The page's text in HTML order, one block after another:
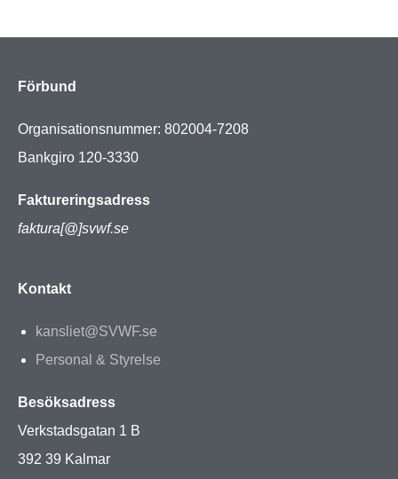
Förbund
Organisationsnummer: 802004-7208
Bankgiro 120-3330
Faktureringsadress
faktura[@]svwf.se
Kontakt
kansliet@SVWF.se
Personal & Styrelse
Besöksadress
Verkstadsgatan 1 B
392 39 Kalmar